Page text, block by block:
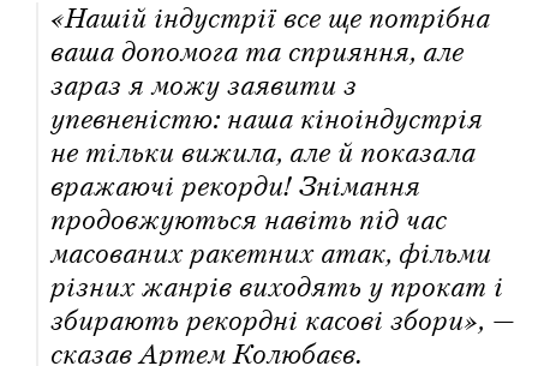
«Нашій індустрії все ще потрібна
ваша допомога та сприяння, але
зараз я можу заявити з
упевненістю: наша кіноіндустрія
не тільки вижила, але й показала
вражаючі рекорди! Знімання
продовжуються навіть під час
масованих ракетних атак, фільми
різних жанрів виходять у прокат і
збирають рекордні касові збори», —
сказав Артем Колюбаєв.